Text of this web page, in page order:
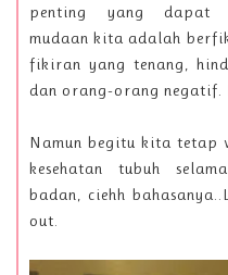
penting yang dapat
mudaan kita adalah
fikiran yang tenang,
dan orang-orang negatif.
Namun begitu kita tetap
kesehatan tubuh
badan, ciehh
out.